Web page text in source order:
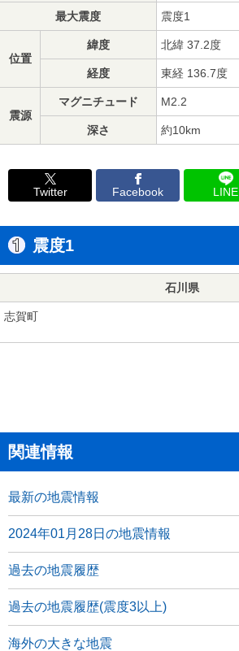
最大震度 震度1
位置
緯度 北緯 37.2度
経度 東経 136.7度
震源
マグニチュード M2.2
深さ 約10km
Twitter Facebook LINE
震度1
石川県
志賀町
関連情報
最新の地震情報
2024年01月28日の地震情報
過去の地震履歴
過去の地震履歴(震度3以上)
海外の大きな地震